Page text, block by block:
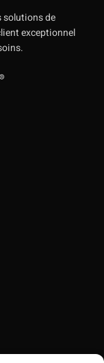
solutions de
exceptionnel